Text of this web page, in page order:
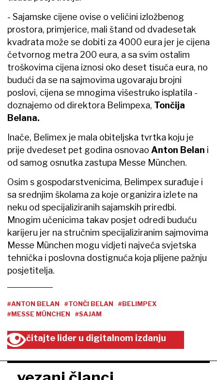
- Sajamske cijene ovise o veličini izložbenog
prostora, primjerice, mali štand od dvadesetak
kvadrata može se dobiti za 4000 eura jer je cijena
četvornog metra 200 eura, a sa svim ostalim
troškovima cijena iznosi oko deset tisuća eura, no
budući da se na sajmovima ugovaraju brojni
poslovi, cijena se mnogima višestruko isplatila -
doznajemo od direktora Belimpexa, Tončija
Belana.
Inače, Belimex je mala obiteljska tvrtka koju je
prije dvedeset pet godina osnovao Anton Belan i
od samog osnutka zastupa Messe München.
Osim s gospodarstvenicima, Belimpex surađuje i
sa srednjim školama za koje organizira izlete na
neku od specijaliziranih sajamskih priredbi.
Mnogim učenicima takav posjet odredi buduću
karijeru jer na stručnim specijaliziranim sajmovima
Messe München mogu vidjeti najveća svjetska
tehnička i poslovna dostignuća koja plijene pažnju
posjetitelja.
#ANTON BELAN #TONČI BELAN
#BELIMPEX
#MESSE MÜNCHEN
#SAJAM
čitajte lider u digitalnom izdanju